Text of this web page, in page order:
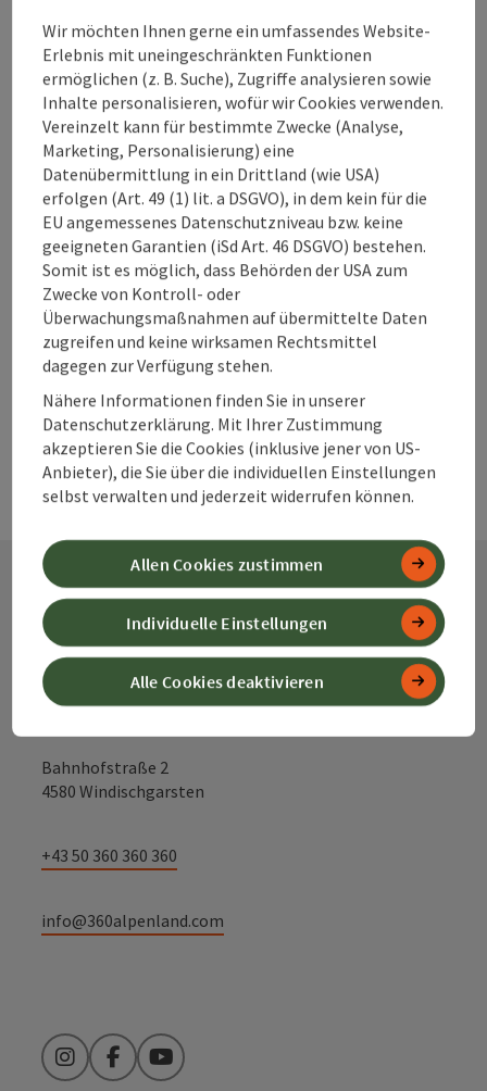
Kannst du
Unterkünfte im
360° Alpenland
direkt buchen?
Warum solltest
du deine
Unterkunft im
360° Alpenland
frühzeitig
buchen?
Kontakt
Alpenland Tourismus GmbH
Bahnhofstraße 2
4580 Windischgarsten
+43 50 360 360 360
info@360alpenland.com
InstagramFacebookYouTube
Wir möchten Ihnen gerne ein umfassendes Website-
Erlebnis mit uneingeschränkten Funktionen
ermöglichen (z. B. Suche), Zugriffe analysieren sowie
Inhalte personalisieren, wofür wir Cookies verwenden.
Vereinzelt kann für bestimmte Zwecke (Analyse,
Marketing, Personalisierung) eine
Datenübermittlung in ein Drittland (wie USA)
erfolgen (Art. 49 (1) lit. a DSGVO), in dem kein für die
EU angemessenes Datenschutzniveau bzw. keine
geeigneten Garantien (iSd Art. 46 DSGVO) bestehen.
Somit ist es möglich, dass Behörden der USA zum
Zwecke von Kontroll- oder
Überwachungsmaßnahmen auf übermittelte Daten
zugreifen und keine wirksamen Rechtsmittel
dagegen zur Verfügung stehen.
Nähere Informationen finden Sie in unserer
Datenschutzerklärung. Mit Ihrer Zustimmung
akzeptieren Sie die Cookies (inklusive jener von US-
Anbieter), die Sie über die individuellen Einstellungen
selbst verwalten und jederzeit widerrufen können.
Alle Cookies deaktivieren
Individuelle Einstellungen
Allen Cookies zustimmen